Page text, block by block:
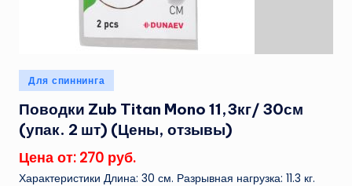
Опубликовано
в
Для спиннинга
Поводки Zub Titan Mono 11,3кг/ 30см
(упак. 2 шт) (Цены, отзывы)
Цена от: 270 руб.
Характеристики Длина: 30 см. Разрывная нагрузка: 11.3 кг.